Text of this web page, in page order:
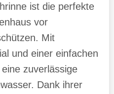
ist die perfekte
vor
Mit
und einer einfachen
zuverlässige
Dank ihrer